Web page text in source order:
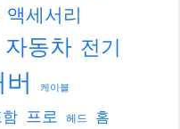
액세서리
자동차 전기
케이블
프로 헤드 홈